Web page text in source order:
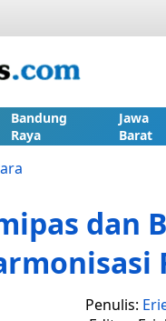
Bandung
Raya
Jawa
Barat
dan
Penulis: